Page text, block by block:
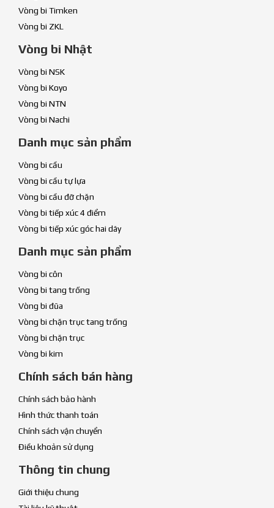
Vòng bi Timken
Vòng bi ZKL
Vòng bi Nhật
Vòng bi NSK
Vòng bi Koyo
Vòng bi NTN
Vòng bi Nachi
Danh mục sản phẩm
Vòng bi cầu
Vòng bi cầu tự lựa
Vòng bi cầu đỡ chặn
Vòng bi tiếp xúc 4 điểm
Vòng bi tiếp xúc góc hai dãy
Danh mục sản phẩm
Vòng bi côn
Vòng bi tang trống
Vòng bi đũa
Vòng bi chặn trục tang trống
Vòng bi chặn trục
Vòng bi kim
Chính sách bán hàng
Chính sách bảo hành
Hình thức thanh toán
Chính sách vận chuyển
Điều khoản sử dụng
Thông tin chung
Giới thiệu chung